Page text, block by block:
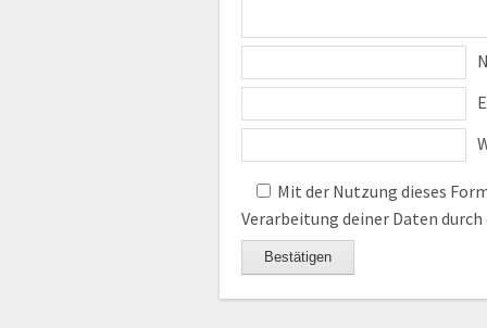
Mit der Nutzung dieses
Verarbeitung deiner Daten